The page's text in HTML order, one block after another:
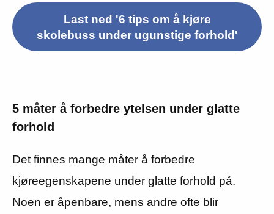
Last ned '6 tips om å kjøre
skolebuss under ugunstige forhold'
5 måter å forbedre ytelsen under glatte
forhold
Det finnes mange måter å forbedre
kjøreegenskapene under glatte forhold på.
Noen er åpenbare, mens andre ofte blir